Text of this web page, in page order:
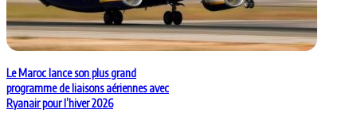
Le Maroc lance son plus grand
programme de liaisons aériennes avec
Ryanair pour l’hiver 2026